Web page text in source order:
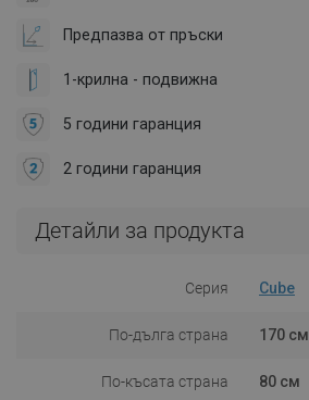
Предпазва от пръски
1-крилна - подвижна
5 години гаранция
2 години гаранция
Детайли за продукта
Серия Cube
По-дълга страна 170 см
По-късата страна 80 см